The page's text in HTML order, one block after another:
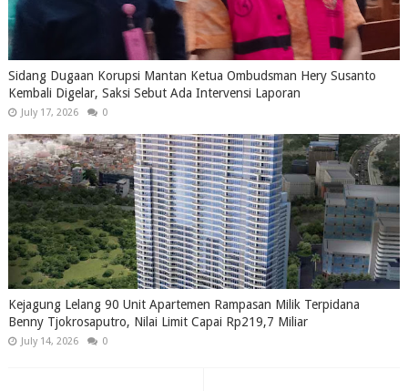
Sidang Dugaan Korupsi Mantan Ketua Ombudsman Hery Susanto
Kembali Digelar, Saksi Sebut Ada Intervensi Laporan
July 17, 2026 0
Kejagung Lelang 90 Unit Apartemen Rampasan Milik Terpidana
Benny Tjokrosaputro, Nilai Limit Capai Rp219,7 Miliar
July 14, 2026 0